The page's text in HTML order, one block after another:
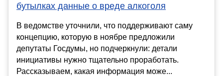
бутылках данные о вреде алкоголя
В ведомстве уточнили, что поддерживают саму
концепцию, которую в ноябре предложили
депутаты Госдумы, но подчеркнули: детали
инициативы нужно тщательно проработать.
Рассказываем, какая информация може...